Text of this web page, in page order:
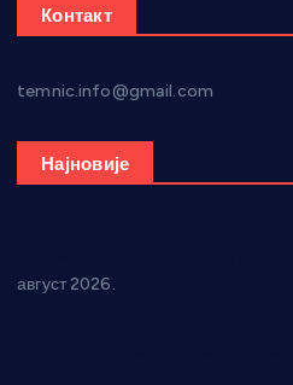
Контакт
temnic.info@gmail.com
Најновије
август 2026.